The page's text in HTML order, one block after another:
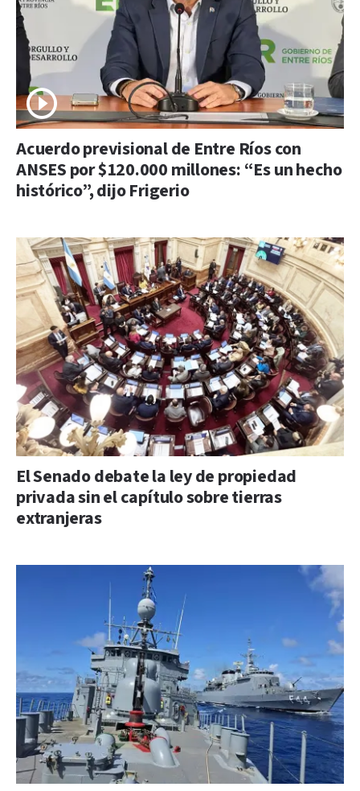
Acuerdo previsional de Entre Ríos con
ANSES por $120.000 millones: “Es un hecho
histórico”, dijo Frigerio
El Senado debate la ley de propiedad
privada sin el capítulo sobre tierras
extranjeras